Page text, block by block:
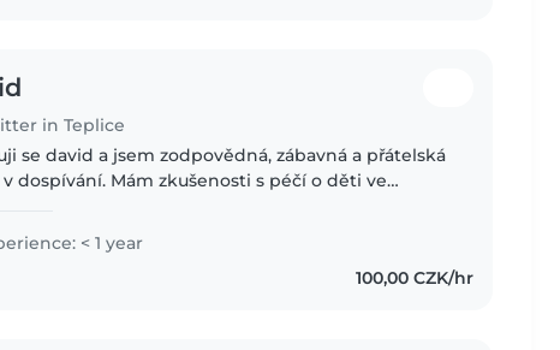
in Teplice
se david a jsem zodpovědná, zábavná a přátelská
dospívání. Mám zkušenosti s péčí o děti ve
< 1 year
100,00 CZK/hr